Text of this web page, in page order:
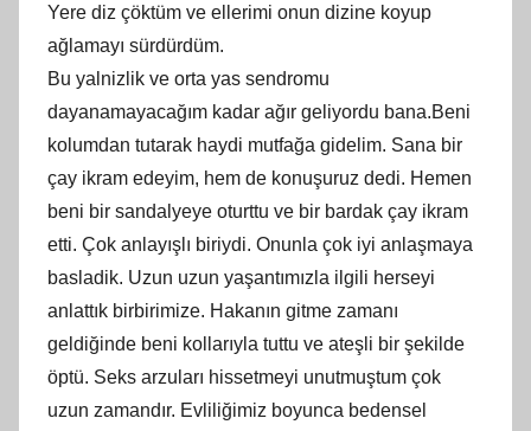
Yere diz çöktüm ve ellerimi onun dizine koyup
ağlamayı sürdürdüm.
Bu yalnizlik ve orta yas sendromu
dayanamayacağım kadar ağır geliyordu bana.Beni
kolumdan tutarak haydi mutfağa gidelim. Sana bir
çay ikram edeyim, hem de konuşuruz dedi. Hemen
beni bir sandalyeye oturttu ve bir bardak çay ikram
etti. Çok anlayışlı biriydi. Onunla çok iyi anlaşmaya
basladik. Uzun uzun yaşantımızla ilgili herseyi
anlattık birbirimize. Hakanın gitme zamanı
geldiğinde beni kollarıyla tuttu ve ateşli bir şekilde
öptü. Seks arzuları hissetmeyi unutmuştum çok
uzun zamandır. Evliliğimiz boyunca bedensel